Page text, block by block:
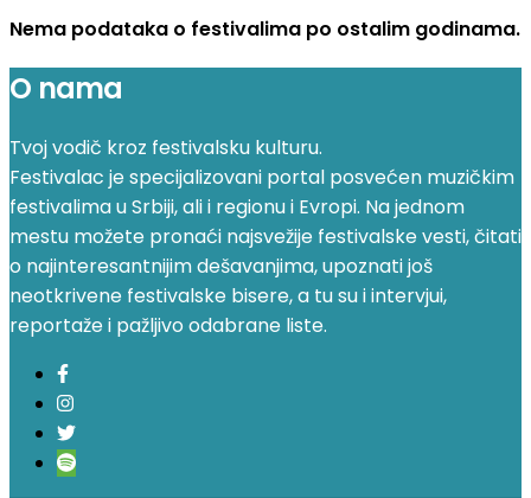
Nema podataka o festivalima po ostalim godinama.
O nama
Tvoj vodič kroz festivalsku kulturu.
Festivalac je specijalizovani portal posvećen muzičkim
festivalima u Srbiji, ali i regionu i Evropi. Na jednom
mestu možete pronaći najsvežije festivalske vesti, čitati
o najinteresantnijim dešavanjima, upoznati još
neotkrivene festivalske bisere, a tu su i intervjui,
reportaže i pažljivo odabrane liste.